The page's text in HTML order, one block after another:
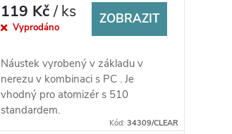
119 Kč/ ks
Vyprodáno
ZOBRAZIT
Náustek vyrobený v základu v
nerezu v kombinaci s PC . Je
vhodný pro atomizér s 510
standardem.
Kód: 34309/CLEAR